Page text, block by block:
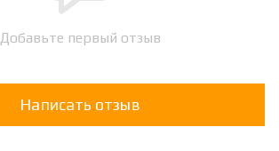
Добавьте первый отзыв
Написать отзыв